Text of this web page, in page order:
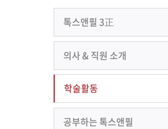
톡스앤필 3正
의사 & 직원 소개
학술활동
공부하는 톡스앤필